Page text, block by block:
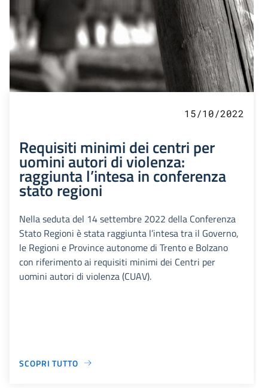
15/10/2022
Requisiti minimi dei centri per
uomini autori di violenza:
raggiunta l’intesa in conferenza
stato regioni
Nella seduta del 14 settembre 2022 della Conferenza
Stato Regioni è stata raggiunta l’intesa tra il Governo,
le Regioni e Province autonome di Trento e Bolzano
con riferimento ai requisiti minimi dei Centri per
uomini autori di violenza (CUAV).
SCOPRI TUTTO